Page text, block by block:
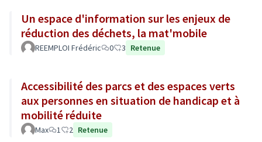
Un espace d'information sur les enjeux de
réduction des déchets, la mat'mobile
REEMPLOI Frédéric 0 3 Retenue
Accessibilité des parcs et des espaces verts
aux personnes en situation de handicap et à
mobilité réduite
Max 1 2 Retenue